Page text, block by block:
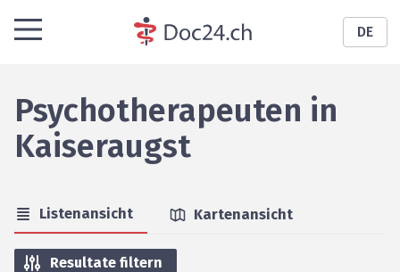
DE
Psychotherapeuten in
Kaiseraugst
Listenansicht Kartenansicht
Resultate filtern